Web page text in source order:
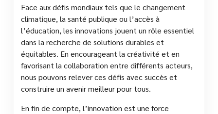
Face aux défis mondiaux tels que le changement
climatique, la santé publique ou l’accès à
l’éducation, les innovations jouent un rôle essentiel
dans la recherche de solutions durables et
équitables. En encourageant la créativité et en
favorisant la collaboration entre différents acteurs,
nous pouvons relever ces défis avec succès et
construire un avenir meilleur pour tous.
En fin de compte, l’innovation est une force